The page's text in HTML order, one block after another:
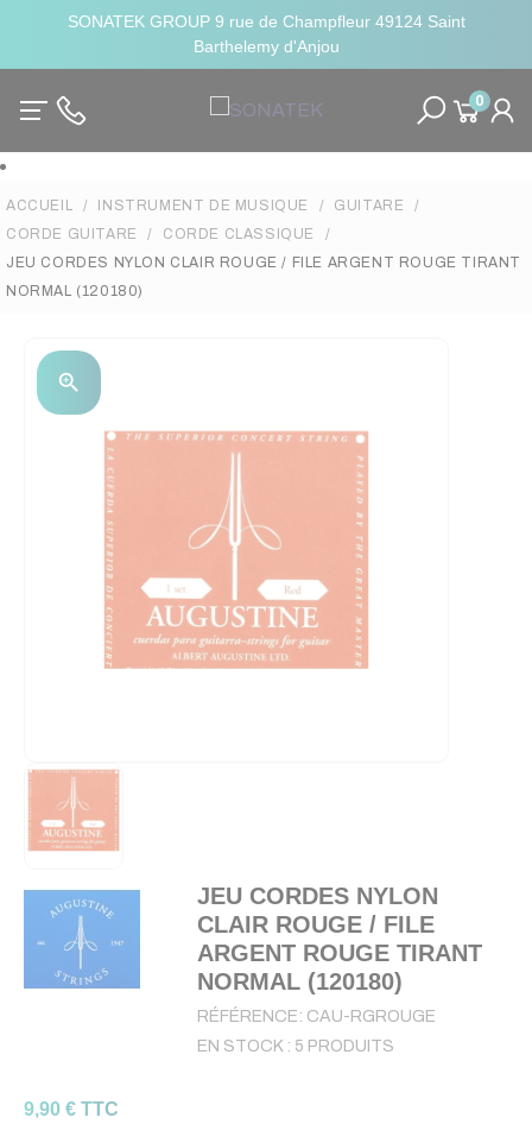
SONATEK GROUP 9 rue de Champfleur 49124 Saint
Barthelemy d'Anjou
0
ACCUEIL INSTRUMENT DE MUSIQUE
GUITARE
CORDE GUITARE
CORDE CLASSIQUE
JEU CORDES NYLON CLAIR ROUGE / FILE ARGENT ROUGE TIRANT
NORMAL (120180)
zoom_in
JEU CORDES NYLON
CLAIR ROUGE / FILE
ARGENT ROUGE TIRANT
NORMAL (120180)
RÉFÉRENCE: CAU-RGROUGE
EN STOCK : 5 PRODUITS
9,90 € TTC